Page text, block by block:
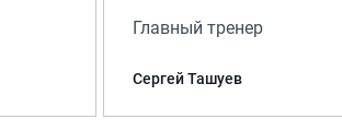
Главный тренер
Сергей Ташуев